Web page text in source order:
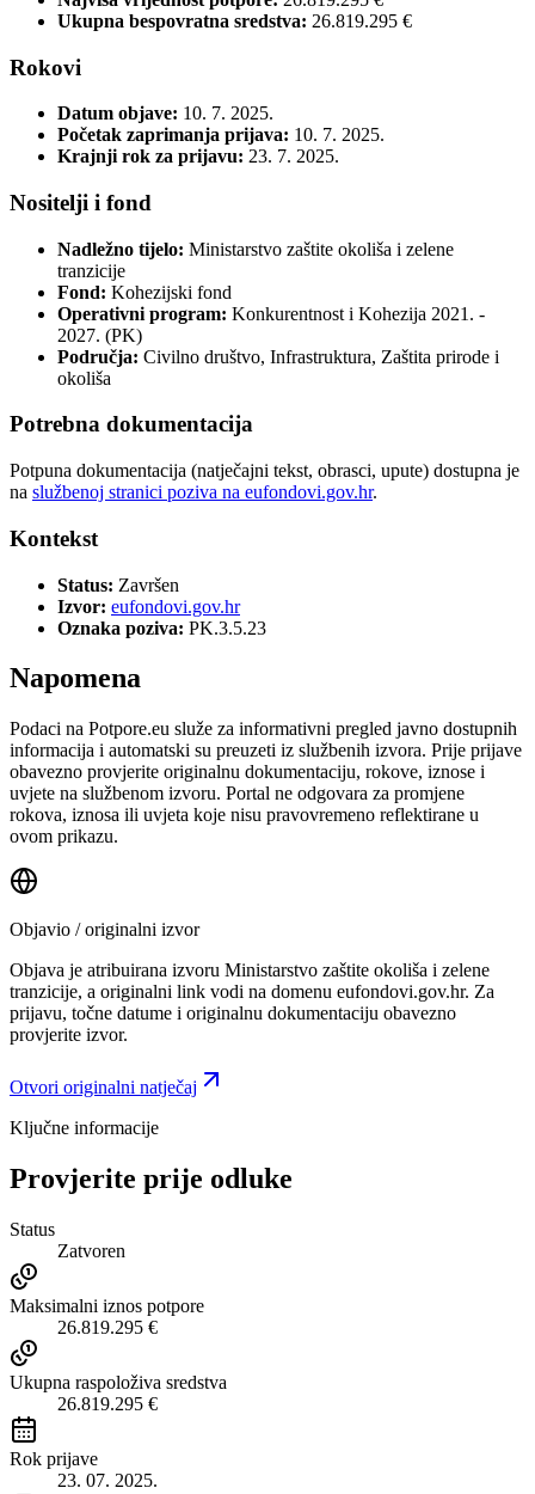
Ukupna bespovratna sredstva: 26.819.295 €
Rokovi
Datum objave: 10. 7. 2025.
Početak zaprimanja prijava: 10. 7. 2025.
Krajnji rok za prijavu: 23. 7. 2025.
Nositelji i fond
Nadležno tijelo: Ministarstvo zaštite okoliša i zelene
tranzicije
Fond: Kohezijski fond
Operativni program: Konkurentnost i Kohezija 2021. -
2027. (PK)
Područja: Civilno društvo, Infrastruktura, Zaštita prirode i
okoliša
Potrebna dokumentacija
Potpuna dokumentacija (natječajni tekst, obrasci, upute) dostupna je
na službenoj stranici poziva na eufondovi.gov.hr.
Kontekst
Status: Završen
Izvor: eufondovi.gov.hr
Oznaka poziva: PK.3.5.23
Napomena
Podaci na Potpore.eu služe za informativni pregled javno dostupnih
informacija i automatski su preuzeti iz službenih izvora. Prije prijave
obavezno provjerite originalnu dokumentaciju, rokove, iznose i
uvjete na službenom izvoru. Portal ne odgovara za promjene
rokova, iznosa ili uvjeta koje nisu pravovremeno reflektirane u
ovom prikazu.
Objavio / originalni izvor
Objava je atribuirana izvoru Ministarstvo zaštite okoliša i zelene
tranzicije, a originalni link vodi na domenu eufondovi.gov.hr. Za
prijavu, točne datume i originalnu dokumentaciju obavezno
provjerite izvor.
Otvori originalni natječaj
Ključne informacije
Provjerite prije odluke
Status
Zatvoren
Maksimalni iznos potpore
26.819.295 €
Ukupna raspoloživa sredstva
26.819.295 €
Rok prijave
23. 07. 2025.